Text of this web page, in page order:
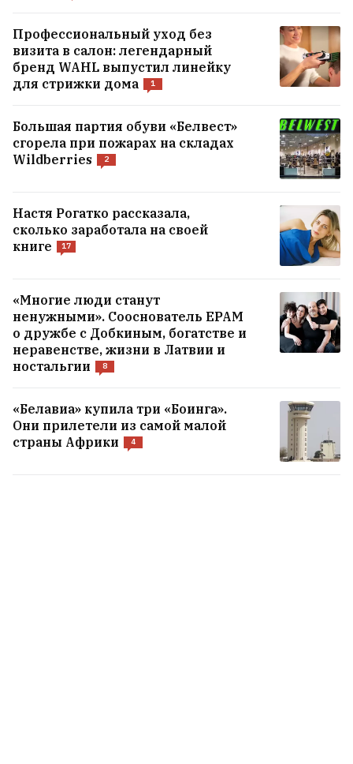
Профессиональный уход без
визита в салон: легендарный
бренд WAHL выпустил линейку
для стрижки дома
1
Большая партия обуви «Белвест»
сгорела при пожарах на складах
Wildberries
2
Настя Рогатко рассказала,
сколько заработала на своей
книге
17
«Многие люди станут
ненужными». Сооснователь EPAM
о дружбе с Добкиным, богатстве и
неравенстве, жизни в Латвии и
ностальгии
8
«Белавиа» купила три «Боинга».
Они прилетели из самой малой
страны Африки
4